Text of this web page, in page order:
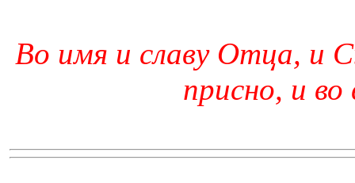
Во имя и славу Отца, и
присно, и во